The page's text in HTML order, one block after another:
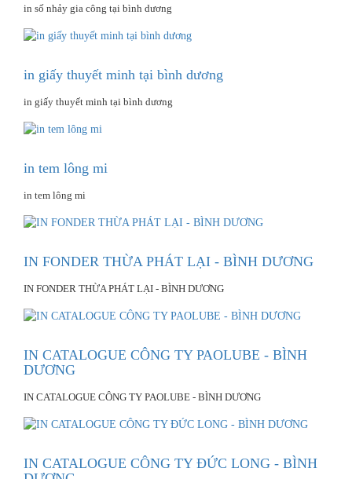
in số nhảy gia công tại bình dương
in giấy thuyết minh tại bình dương
in giấy thuyết minh tại bình dương
in tem lông mi
in tem lông mi
IN FONDER THỪA PHÁT LẠI - BÌNH DƯƠNG
IN FONDER THỪA PHÁT LẠI - BÌNH DƯƠNG
IN CATALOGUE CÔNG TY PAOLUBE - BÌNH
DƯƠNG
IN CATALOGUE CÔNG TY PAOLUBE - BÌNH DƯƠNG
IN CATALOGUE CÔNG TY ĐỨC LONG - BÌNH